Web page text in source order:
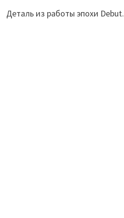
Деталь из работы эпохи Debut.